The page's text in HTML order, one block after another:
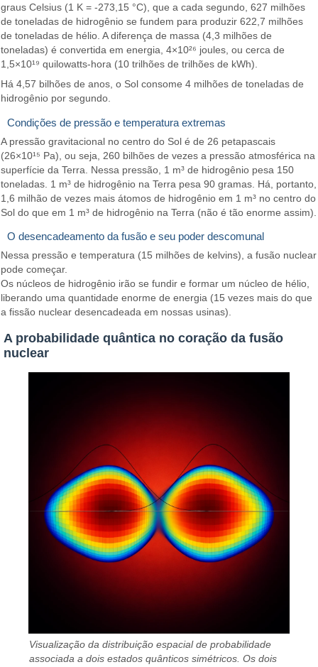
graus Celsius (1 K = -273,15 °C), que a cada segundo, 627 milhões
de toneladas de hidrogênio se fundem para produzir 622,7 milhões
de toneladas de hélio. A diferença de massa (4,3 milhões de
toneladas) é convertida em energia, 4×10²⁶ joules, ou cerca de
1,5×10¹⁹ quilowatts-hora (10 trilhões de trilhões de kWh).
Há 4,57 bilhões de anos, o Sol consome 4 milhões de toneladas de
hidrogênio por segundo.
Condições de pressão e temperatura extremas
A pressão gravitacional no centro do Sol é de 26 petapascais
(26×10¹⁵ Pa), ou seja, 260 bilhões de vezes a pressão atmosférica na
superfície da Terra. Nessa pressão, 1 m³ de hidrogênio pesa 150
toneladas. 1 m³ de hidrogênio na Terra pesa 90 gramas. Há, portanto,
1,6 milhão de vezes mais átomos de hidrogênio em 1 m³ no centro do
Sol do que em 1 m³ de hidrogênio na Terra (não é tão enorme assim).
O desencadeamento da fusão e seu poder descomunal
Nessa pressão e temperatura (15 milhões de kelvins), a fusão nuclear
pode começar.
Os núcleos de hidrogênio irão se fundir e formar um núcleo de hélio,
liberando uma quantidade enorme de energia (15 vezes mais do que
a fissão nuclear desencadeada em nossas usinas).
A probabilidade quântica no coração da fusão
nuclear
Visualização da distribuição espacial de probabilidade
associada a dois estados quânticos simétricos. Os dois